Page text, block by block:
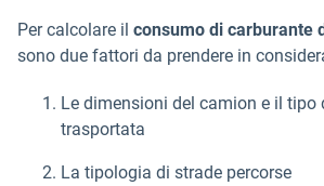
Per calcolare il consumo di carburante
sono due fattori da prendere in
Le dimensioni del camion e il tipo
trasportata
La tipologia di strade percorse